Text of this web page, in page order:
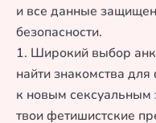
и все данные
безопасности.
1. Широкий выбор
найти знакомства
к новым сексуальным
твои фетишистские